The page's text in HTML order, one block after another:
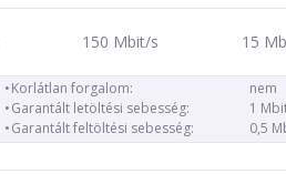
150 Mbit/s 15
Korlátlan forgalom:
nem
Garantált letöltési sebesség:
1
Garantált feltöltési sebesség:
0,5